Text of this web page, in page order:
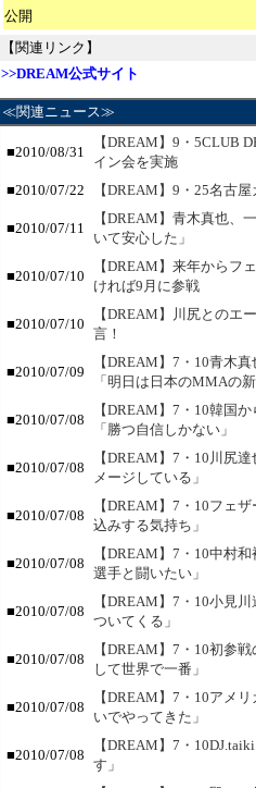
公開
【関連リンク】
>>DREAM公式サイト
≪関連ニュース≫
■2010/08/31
【DREAM】9・5CLUB
イン会を実施
■2010/07/22
【DREAM】9・25名古
■2010/07/11
【DREAM】青木真也、
いて安心した」
■2010/07/10
【DREAM】来年からフ
ければ9月に参戦
■2010/07/10
【DREAM】川尻とのエ
言！
■2010/07/09
【DREAM】7・10青木
「明日は日本のMMAの
■2010/07/08
【DREAM】7・10韓国
「勝つ自信しかない」
■2010/07/08
【DREAM】7・10川尻
メージしている」
■2010/07/08
【DREAM】7・10フェ
込みする気持ち」
■2010/07/08
【DREAM】7・10中村
選手と闘いたい」
■2010/07/08
【DREAM】7・10小見
ついてくる」
■2010/07/08
【DREAM】7・10初参
して世界で一番」
■2010/07/08
【DREAM】7・10アメ
いでやってきた」
■2010/07/08
【DREAM】7・
す」